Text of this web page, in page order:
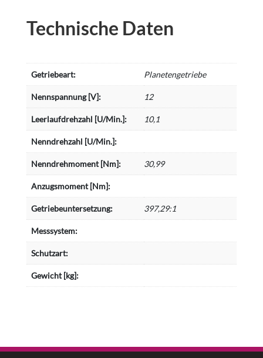
Technische Daten
Getriebeart: Planetengetriebe
Nennspannung [V]: 12
Leerlaufdrehzahl [U/Min.]: 10,1
Nenndrehzahl [U/Min.]:
Nenndrehmoment [Nm]: 30,99
Anzugsmoment [Nm]:
Getriebeuntersetzung: 397,29:1
Messsystem:
Schutzart:
Gewicht [kg]: